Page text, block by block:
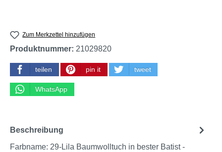
Zum Merkzettel hinzufügen
Produktnummer: 21029820
teilen pin it tweet
WhatsApp
Beschreibung
Farbname: 29-Lila Baumwolltuch in bester Batist -